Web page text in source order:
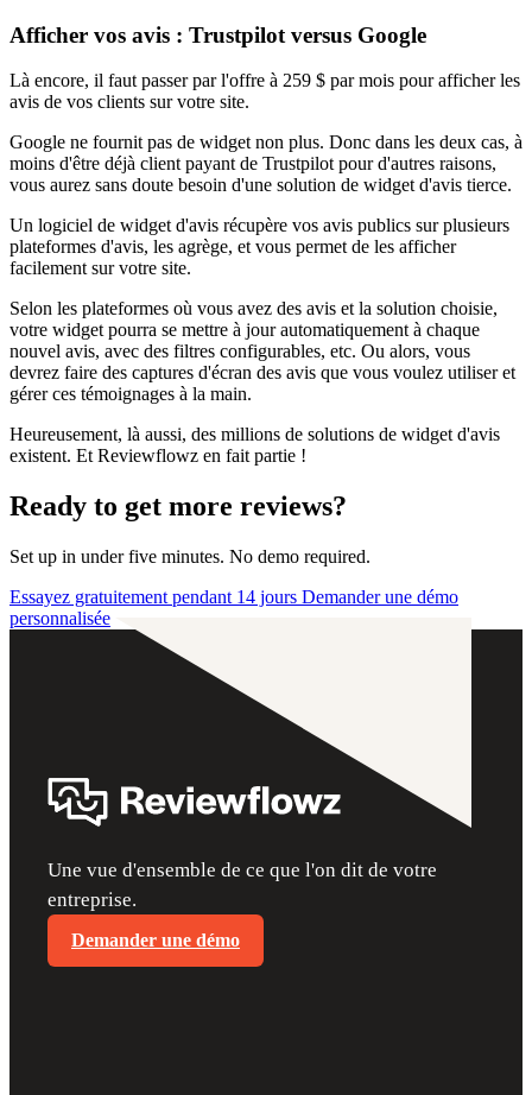
Afficher vos avis : Trustpilot versus Google
Là encore, il faut passer par l'offre à 259 $ par mois pour afficher les
avis de vos clients sur votre site.
Google ne fournit pas de widget non plus. Donc dans les deux cas, à
moins d'être déjà client payant de Trustpilot pour d'autres raisons,
vous aurez sans doute besoin d'une solution de widget d'avis tierce.
Un logiciel de widget d'avis récupère vos avis publics sur plusieurs
plateformes d'avis, les agrège, et vous permet de les afficher
facilement sur votre site.
Selon les plateformes où vous avez des avis et la solution choisie,
votre widget pourra se mettre à jour automatiquement à chaque
nouvel avis, avec des filtres configurables, etc. Ou alors, vous
devrez faire des captures d'écran des avis que vous voulez utiliser et
gérer ces témoignages à la main.
Heureusement, là aussi, des millions de solutions de widget d'avis
existent. Et Reviewflowz en fait partie !
Ready to get more reviews?
Set up in under five minutes. No demo required.
Essayez gratuitement pendant 14 jours Demander une démo
personnalisée
Une vue d'ensemble de ce que l'on dit de votre
entreprise.
Demander une démo